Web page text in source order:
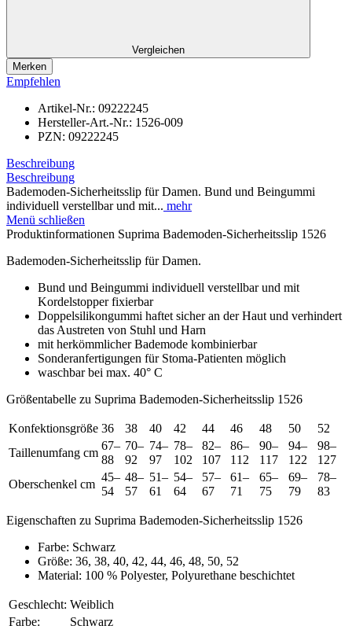
Vergleichen
Merken
Empfehlen
Artikel-Nr.: 09222245
Hersteller-Art.-Nr.: 1526-009
PZN: 09222245
Beschreibung
Beschreibung
Bademoden-Sicherheitsslip für Damen. Bund und Beingummi
individuell verstellbar und mit... mehr
Menü schließen
Produktinformationen Suprima Bademoden-Sicherheitsslip 1526
Bademoden-Sicherheitsslip für Damen.
Bund und Beingummi individuell verstellbar und mit
Kordelstopper fixierbar
Doppelsilikongummi haftet sicher an der Haut und verhindert
das Austreten von Stuhl und Harn
mit herkömmlicher Bademode kombinierbar
Sonderanfertigungen für Stoma-Patienten möglich
waschbar bei max. 40° C
Größentabelle zu Suprima Bademoden-Sicherheitsslip 1526
Konfektionsgröße 36 38 40 42 44 46 48 50
52
Taillenumfang cm
67–
88
70–
92
74–
97
78–
102
82–
107
86–
112
90–
117
94–
122
98–
127
Oberschenkel cm
45–
54
48–
57
51–
61
54–
64
57–
67
61–
71
65–
75
69–
79
78–
83
Eigenschaften zu Suprima Bademoden-Sicherheitsslip 1526
Farbe: Schwarz
Größe: 36, 38, 40, 42, 44, 46, 48, 50, 52
Material: 100 % Polyester, Polyurethane beschichtet
Geschlecht: Weiblich
Farbe:
Schwarz